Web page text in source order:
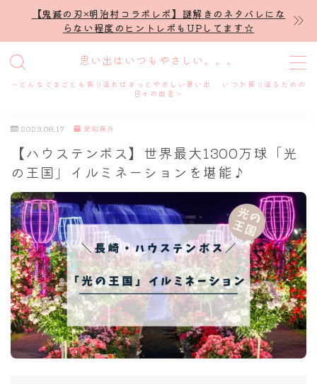
【鬼滅の刃×明治村コラボレポ】謎解きのネタバレにな
らない程度のヒントレポもUPしてます☆
思い出はいつもやさしい。。。
～どんなできごとも振り返ればきっとやさしい思い出 いつか振り返るための
日々の戯言～
MENU
プロフィール
謎解き
ホテル滞在記
舞台・ライブ
名古屋
ナナちゃん人形
2023.08.17 愛知県外
【ハウステンボス】世界最大1300万球「光
の王国」イルミネーションを堪能♪